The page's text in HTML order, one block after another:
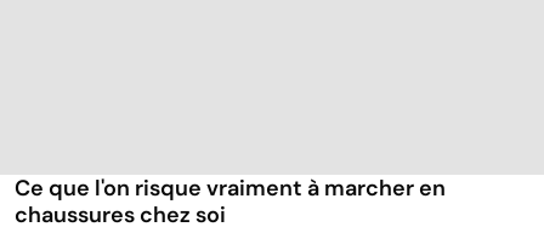
Ce que l'on risque vraiment à marcher en
chaussures chez soi